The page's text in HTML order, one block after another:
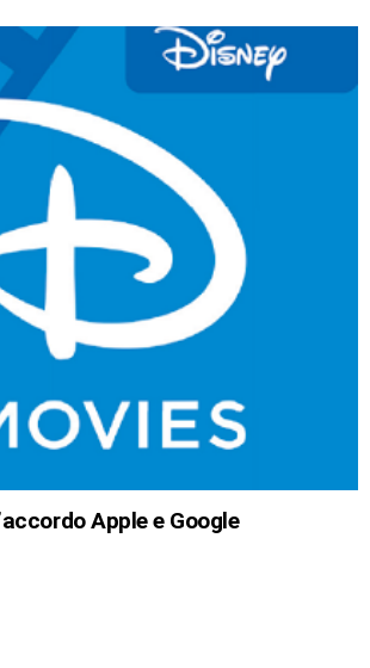
Apple e Google